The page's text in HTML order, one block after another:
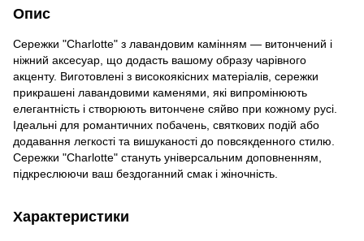
Опис
Сережки "Charlotte" з лавандовим камінням — витончений і
ніжний аксесуар, що додасть вашому образу чарівного
акценту. Виготовлені з високоякісних матеріалів, сережки
прикрашені лавандовими каменями, які випромінюють
елегантність і створюють витончене сяйво при кожному русі.
Ідеальні для романтичних побачень, святкових подій або
додавання легкості та вишуканості до повсякденного стилю.
Сережки "Charlotte" стануть універсальним доповненням,
підкреслюючи ваш бездоганний смак і жіночність.
Характеристики